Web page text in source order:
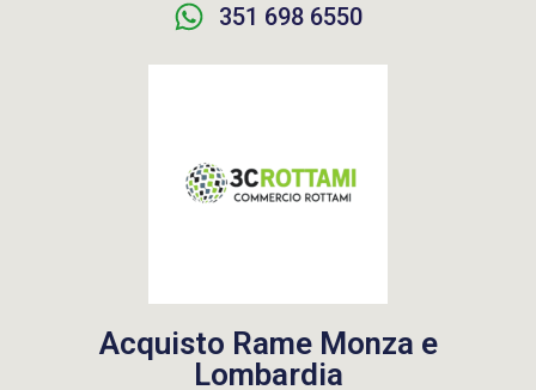
351 698 6550
Acquisto Rame Monza e
Lombardia